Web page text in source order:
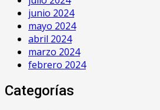
junio 2024
mayo 2024
abril 2024
marzo 2024
febrero 2024
Categorías